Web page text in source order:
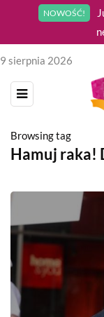
NOWOŚĆ!
9 sierpnia 2026
Browsing tag
Hamuj raka!